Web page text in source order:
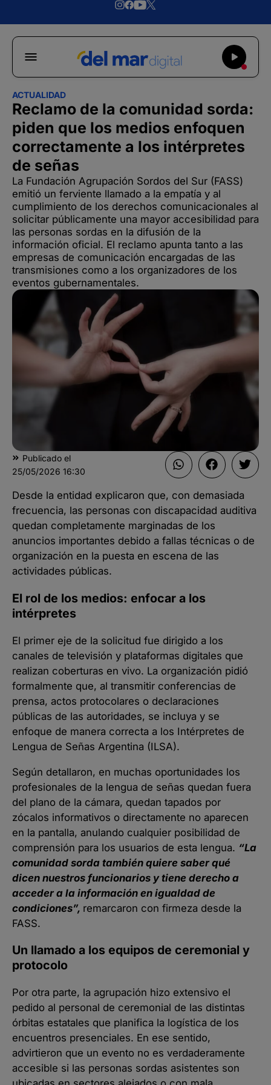
ACTUALIDAD
Reclamo de la comunidad sorda:
piden que los medios enfoquen
correctamente a los intérpretes
de señas
La Fundación Agrupación Sordos del Sur (FASS)
emitió un ferviente llamado a la empatía y al
cumplimiento de los derechos comunicacionales al
solicitar públicamente una mayor accesibilidad para
las personas sordas en la difusión de la
información oficial. El reclamo apunta tanto a las
empresas de comunicación encargadas de las
transmisiones como a los organizadores de los
eventos gubernamentales.
Publicado el
25/05/2026 16:30
Desde la entidad explicaron que, con demasiada
frecuencia, las personas con discapacidad auditiva
quedan completamente marginadas de los
anuncios importantes debido a fallas técnicas o de
organización en la puesta en escena de las
actividades públicas.
El rol de los medios: enfocar a los
intérpretes
El primer eje de la solicitud fue dirigido a los
canales de televisión y plataformas digitales que
realizan coberturas en vivo. La organización pidió
formalmente que, al transmitir conferencias de
prensa, actos protocolares o declaraciones
públicas de las autoridades, se incluya y se
enfoque de manera correcta a los Intérpretes de
Lengua de Señas Argentina (ILSA).
Según detallaron, en muchas oportunidades los
profesionales de la lengua de señas quedan fuera
del plano de la cámara, quedan tapados por
zócalos informativos o directamente no aparecen
en la pantalla, anulando cualquier posibilidad de
comprensión para los usuarios de esta lengua. “La
comunidad sorda también quiere saber qué
dicen nuestros funcionarios y tiene derecho a
acceder a la información en igualdad de
condiciones”, remarcaron con firmeza desde la
FASS.
Un llamado a los equipos de ceremonial y
protocolo
Por otra parte, la agrupación hizo extensivo el
pedido al personal de ceremonial de las distintas
órbitas estatales que planifica la logística de los
encuentros presenciales. En ese sentido,
advirtieron que un evento no es verdaderamente
accesible si las personas sordas asistentes son